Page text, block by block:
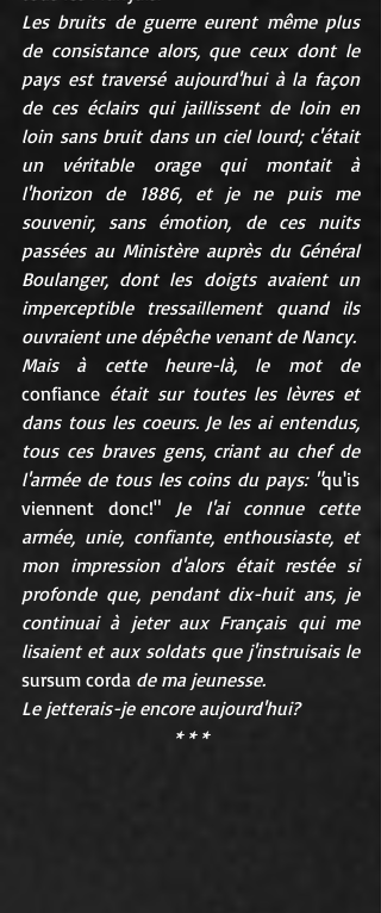
Les bruits de guerre eurent même plus
de consistance alors, que ceux dont le
pays est traversé aujourd'hui à la façon
de ces éclairs qui jaillissent de loin en
loin sans bruit dans un ciel lourd; c'était
un véritable orage qui montait à
l'horizon de 1886, et je ne puis me
souvenir, sans émotion, de ces nuits
passées au Ministère auprès du Général
Boulanger, dont les doigts avaient un
imperceptible tressaillement quand ils
ouvraient une dépêche venant de Nancy.
Mais à cette heure-là, le mot de
confiance était sur toutes les lèvres et
dans tous les coeurs. Je les ai entendus,
tous ces braves gens, criant au chef de
l'armée de tous les coins du pays: "qu'is
viennent donc!" Je l'ai connue cette
armée, unie, confiante, enthousiaste, et
mon impression d'alors était restée si
profonde que, pendant dix-huit ans, je
continuai à jeter aux Français qui me
lisaient et aux soldats que j'instruisais le
sursum corda de ma jeunesse.
Le jetterais-je encore aujourd'hui?
* * *